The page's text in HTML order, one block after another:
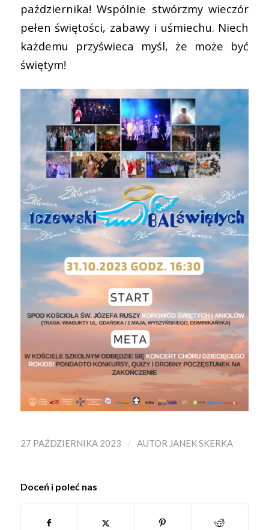
października! Wspólnie stwórzmy wieczór
pełen świętości, zabawy i uśmiechu. Niech
każdemu przyświeca myśl, że może być
świętym!
27 PAŹDZIERNIKA 2023 / AUTOR JANEK SKERKA
Doceń i poleć nas